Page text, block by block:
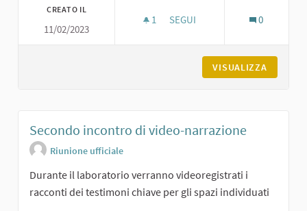
CREATO IL
11/02/2023
1 1 SOSTENITORI
SEGUI 0
VISUALIZZA
Secondo incontro di video-narrazione
Riunione ufficiale
Durante il laboratorio verranno videoregistrati i
racconti dei testimoni chiave per gli spazi individuati